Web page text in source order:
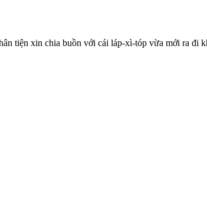
tiện xin chia buồn với cái láp-xì-tóp vừa mới ra đi